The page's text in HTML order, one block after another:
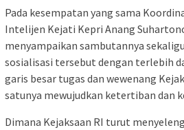
Pada kesempatan yang sama
Intelijen Kejati Kepri Anang
menyampaikan sambutannya
sosialisasi tersebut dengan terlebih
garis besar tugas dan wewenang
satunya mewujudkan ketertiban dan
Dimana Kejaksaan RI turut